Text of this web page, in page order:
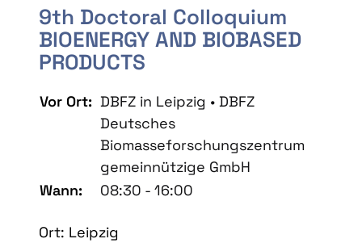
9th Doctoral Colloquium
BIOENERGY AND BIOBASED
PRODUCTS
Vor Ort: DBFZ in Leipzig • DBFZ
Deutsches
Biomasseforschungszentrum
gemeinnützige GmbH
Wann:
08:30 - 16:00
Ort: Leipzig